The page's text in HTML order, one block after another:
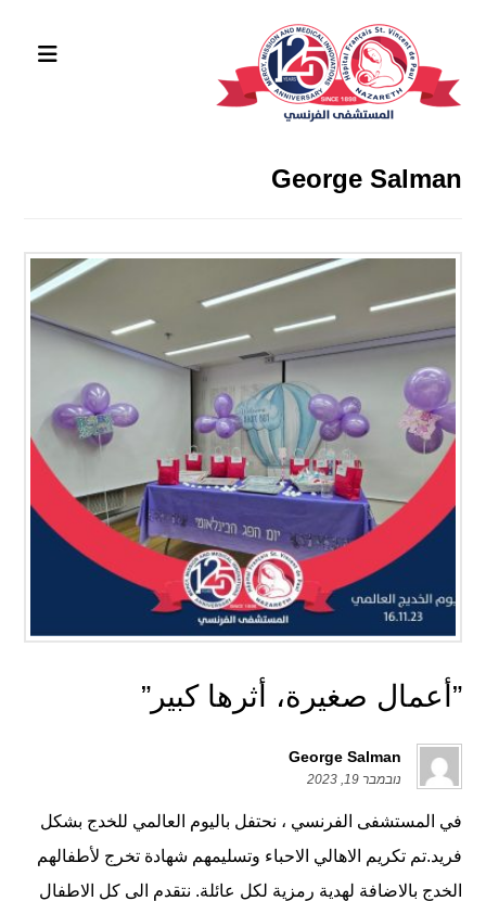
George Salman
”أعمال صغيرة، أثرها كبير”
George Salman
נובמבר 19, 2023
في المستشفى الفرنسي ، نحتفل باليوم العالمي للخدج بشكل
فريد.تم تكريم الاهالي الاحباء وتسليمهم شهادة تخرج لأطفالهم
الخدج بالاضافة لهدية رمزية لكل عائلة. نتقدم الى كل الاطفال